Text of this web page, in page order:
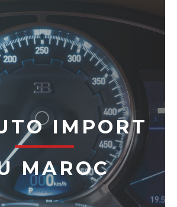
IMPORT
MAROC